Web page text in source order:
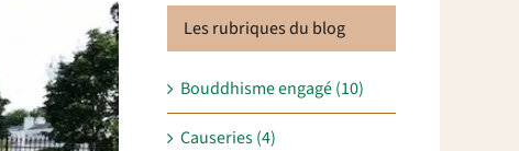
Les rubriques du blog
Bouddhisme engagé (10)
Causeries (4)